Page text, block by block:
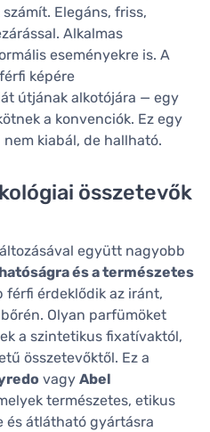
Elegáns, friss,
Alkalmas
eseményekre is. A
képére
útjának alkotójára — egy
a konvenciók. Ez egy
kiabál, de hallható.
összetevők
együtt nagyobb
és a természetes
férfi érdeklődik az iránt,
Olyan parfümöket
a szintetikus fixatívaktól,
összetevőktől. Ez a
vagy Abel
természetes, etikus
és átlátható gyártásra